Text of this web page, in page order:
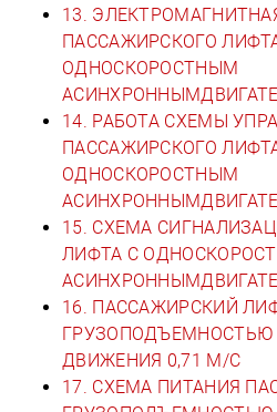
13.
ПАССАЖИРСКОГО
ОДНОСКОРОСТНЫМ
14. РАБОТА СХЕМЫ
ПАССАЖИРСКОГО
ОДНОСКОРОСТНЫМ
15. СХЕМА
ЛИФТА С
16. ПАССАЖИРСКИЙ
ГРУЗОПОДЪЕМНОСТЬЮ
ДВИЖЕНИЯ 0,71 М/С
17. СХЕМА ПИТАНИЯ